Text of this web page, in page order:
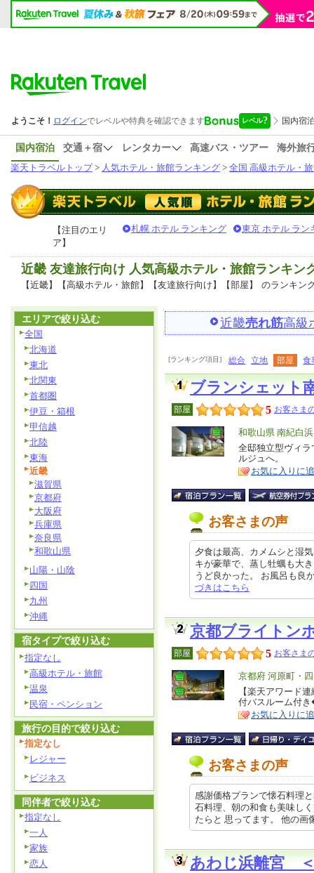
国内宿泊 交通＋宿 レンタカー 高速バス・ツアー
海外旅
楽天トラベルトップ> 人気ホテル・旅館ランキング > 全国 高級ホテル・
【注目のエリ
ア】
札幌 ホテル ランキング 東京 ホテル ラン
近畿 友達旅行向け 人気高級ホテル・旅館ランキン
【近畿】【高級ホテル・旅館】【友達旅行向け】【部屋】 のランキン
近畿売れ筋高級
[ランキング項目] 総合 立地 部屋 食
ブランシェット
部屋 5 お客さま
エ
リ
ア
和歌山県 南紀白
特
徴
全邸独立型ヴィ
ルジュへ。
お気に入りに
お客さまの声
夕食は最高、カメムシと湿
キが豪華で、蒸し牡蠣も大
うど良かった。 お風呂も
づきはこちら
京都ブライトン
部屋 5 お客さま
エ
リ
ア
京都府 河原町・
特
徴
【楽天アワード
付バスルーム付
お気に入りに
お客さまの声
感謝価格プランで懐石料理
石料理、朝の和食も美味し
たらと 思ってます。 他の
あわじ浜離宮
エリアで絞り込む
全国
北海道
東北
北関東
首都圏
伊豆・箱根
甲信越
北陸
東海
近畿
滋賀県
京都府
大阪府
兵庫県
奈良県
和歌山県
山陽・山陰
四国
九州
沖縄
宿タイプで絞り込む
指定なし
高級ホテル・旅館
温泉
民宿・ペンション
旅行の目的で絞り込む
指定なし
レジャー
ビジネス
同伴者で絞り込む
指定なし
一人
家族
恋人